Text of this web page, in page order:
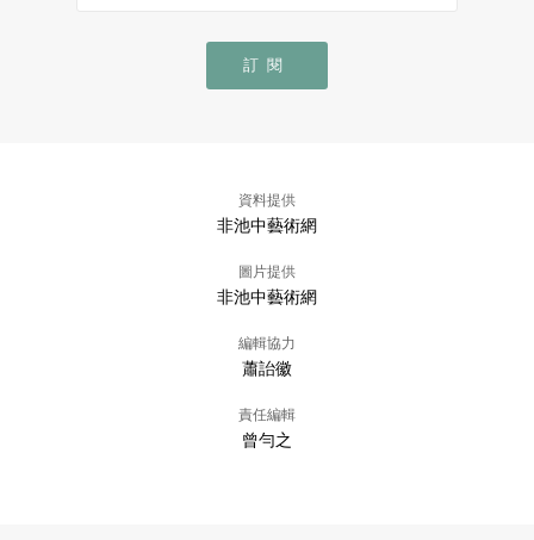
訂閱
資料提供
非池中藝術網
圖片提供
非池中藝術網
編輯協力
蕭詒徽
責任編輯
曾勻之